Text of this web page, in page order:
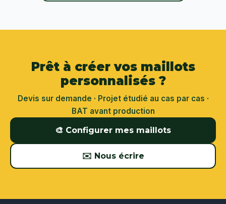
Prêt à créer vos maillots
personnalisés ?
Devis sur demande · Projet étudié au cas par cas ·
BAT avant production
🎨 Configurer mes maillots
✉️ Nous écrire